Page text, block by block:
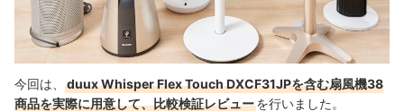
今回は、
duux Whisper Flex Touch DXCF31JPを含む扇風機38
商品を実際に用意して、比較検証レビューを行いました。